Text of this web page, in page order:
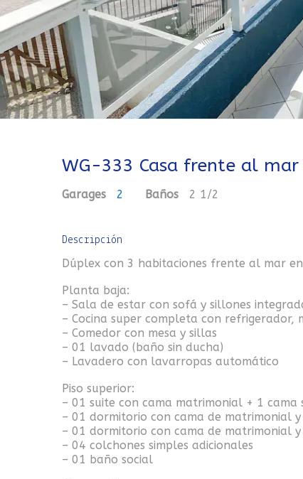
WG-333 Casa frente al
Garages 2 Baños 2 1/2
Descripción
Dúplex con 3 habitaciones frente al mar
Planta baja:
– Sala de estar con sofá y sillones
– Cocina super completa con
– Comedor con mesa y sillas
– 01 lavado (baño sin ducha)
– Lavadero con lavarropas automático
Piso superior:
– 01 suite con cama matrimonial + 1
– 01 dormitorio con cama de matrimonial
– 01 dormitorio con cama de matrimonial
– 04 colchones simples adicionales
– 01 baño social